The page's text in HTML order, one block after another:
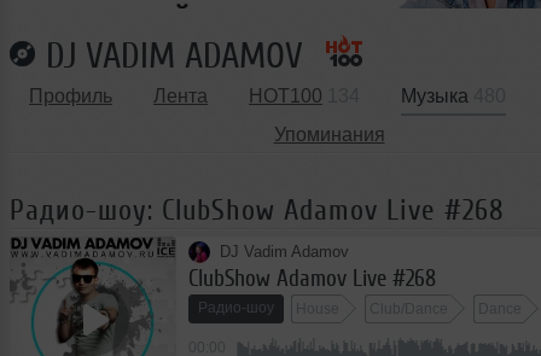
DJ VADIM ADAMOV
Профиль Лента HOT100 Музыка
Упоминания
Радио-шоу: ClubShow Adamov Live #268
DJ Vadim Adamov
ClubShow Adamov Live #268
Радио-шоу House Club/Dance Dance